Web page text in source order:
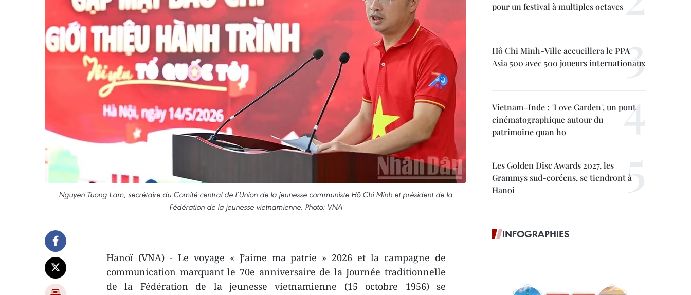
Nguyen Tuong Lam, secrétaire du Comité central de l’Union de la jeunesse communiste Hô Chi Minh et président de la
Fédération de la jeunesse vietnamienne. Photo: VNA
Hanoï (VNA) - Le voyage « J’aime ma patrie » 2026 et la campagne de
communication marquant le 70e anniversaire de la Journée traditionnelle
de la Fédération de la jeunesse vietnamienne (15 octobre 1956) se
pour un festival à multiples octaves
Hô Chi Minh-Ville accueillera le PPA
Asia 500 avec 500 joueurs internationaux
Vietnam–Inde : "Love Garden", un pont
cinématographique autour du
patrimoine quan ho
Les Golden Disc Awards 2027, les
Grammys sud-coréens, se tiendront à
Hanoi
INFOGRAPHIES